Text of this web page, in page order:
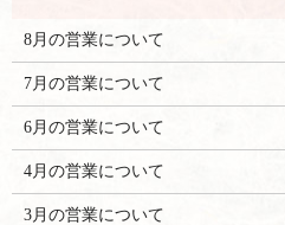
8月の営業について
7月の営業について
6月の営業について
4月の営業について
3月の営業について